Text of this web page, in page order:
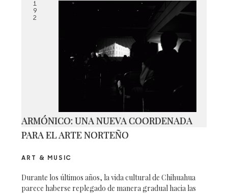
1
9
2
ARMÓNICO: UNA NUEVA COORDENADA
PARA EL ARTE NORTEÑO
ART & MUSIC
Durante los últimos años, la vida cultural de Chihuahua
parece haberse replegado de manera gradual hacia las